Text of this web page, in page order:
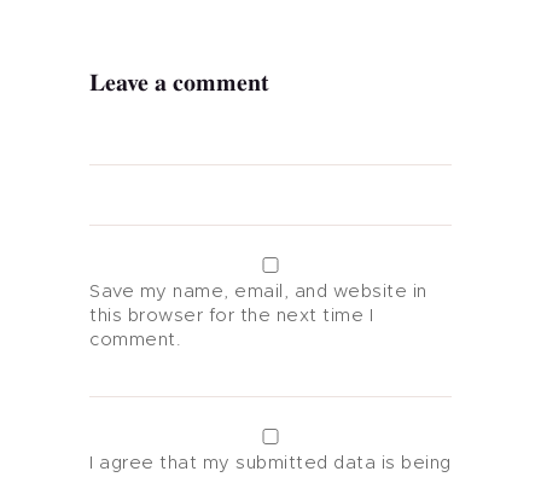
Dress To Impress
Leave a comment
Save my name, email, and website in
this browser for the next time I
comment.
I agree that my submitted data is being